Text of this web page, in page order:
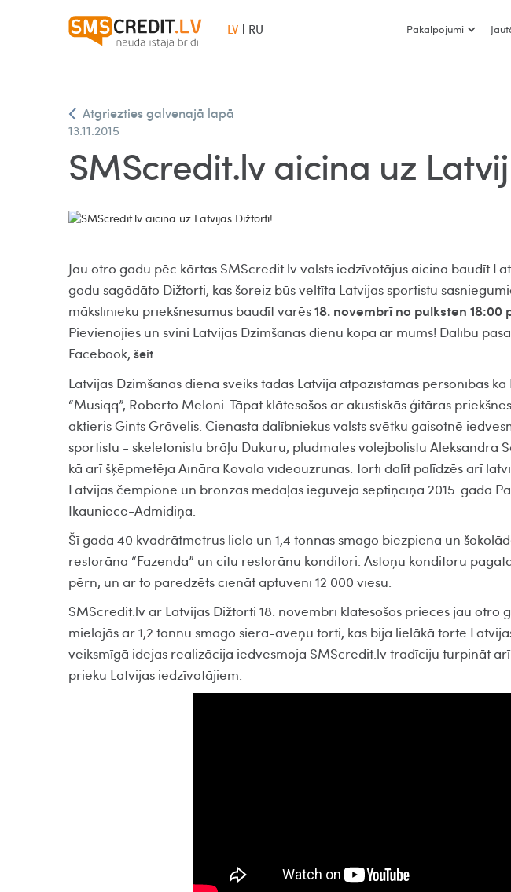
LV RU Pakalpojumi
Atgriezties galvenajā lapā
13.11.2015
SMScredit.lv aicina uz
Jau otro gadu pēc kārtas SMScredit.lv valsts iedzīvotājus aicina baudīt
godu sagādāto Dižtorti, kas šoreiz būs veltīta Latvijas sportistu
mākslinieku priekšnesumus baudīt varēs18. novembrī no pulksten 18:00
Pievienojies un svini Latvijas Dzimšanas dienu kopā ar mums! Dalību
Facebook, šeit
Latvijas Dzimšanas dienā sveiks tādas Latvijā atpazīstamas personības
“Musiqq”, Roberto Meloni. Tāpat klātesošos ar akustiskās ģitāras
aktieris Gints Grāvelis. Cienasta dalībniekus valsts svētku gaisotnē
sportistu - skeletonistu brāļu Dukuru, pludmales volejbolistu Aleksandra
kā arī šķēpmetēja Aināra Kovala videouzrunas. Torti dalīt palīdzēs arī
Latvijas čempione un bronzas medaļas ieguvēja septiņcīņā 2015. gada
Ikauniece-Admidiņa.
Šī gada 40 kvadrātmetrus lielo un 1,4 tonnas smago biezpiena un
restorāna “Fazenda” un citu restorānu konditori. Astoņu konditoru
pērn, un ar to paredzēts cienāt aptuveni 12 000 viesu.
SMScredit.lv ar Latvijas Dižtorti 18. novembrī klātesošos priecēs jau otro
mielojās ar 1,2 tonnu smago siera-aveņu torti, kas bija lielākā torte
veiksmīgā idejas realizācija iedvesmoja SMScredit.lv tradīciju turpināt
prieku Latvijas iedzīvotājiem.